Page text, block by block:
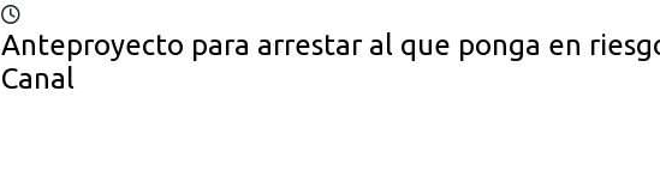
Anteproyecto para arrestar al que ponga en
Canal